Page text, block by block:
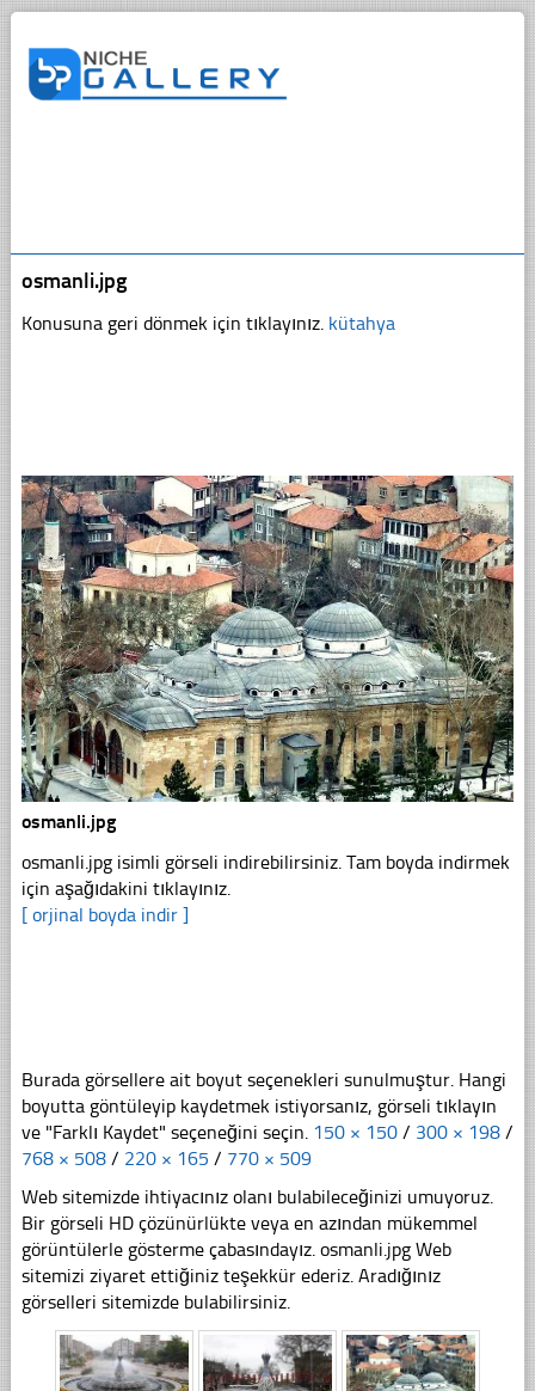
osmanli.jpg
Konusuna geri dönmek için tıklayınız. kütahya
osmanli.jpg
osmanli.jpg isimli görseli indirebilirsiniz. Tam boyda indirmek
için aşağıdakini tıklayınız.
[ orjinal boyda indir ]
Burada görsellere ait boyut seçenekleri sunulmuştur. Hangi
boyutta göntüleyip kaydetmek istiyorsanız, görseli tıklayın
ve "Farklı Kaydet" seçeneğini seçin. 150 × 150 / 300 × 198 /
768 × 508 / 220 × 165 / 770 × 509
Web sitemizde ihtiyacınız olanı bulabileceğinizi umuyoruz.
Bir görseli HD çözünürlükte veya en azından mükemmel
görüntülerle gösterme çabasındayız. osmanli.jpg Web
sitemizi ziyaret ettiğiniz teşekkür ederiz. Aradığınız
görselleri sitemizde bulabilirsiniz.